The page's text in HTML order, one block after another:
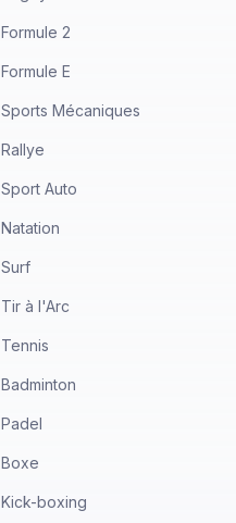
Formule 2
Formule E
Sports Mécaniques
Rallye
Sport Auto
Natation
Surf
Tir à l'Arc
Tennis
Badminton
Padel
Boxe
Kick-boxing